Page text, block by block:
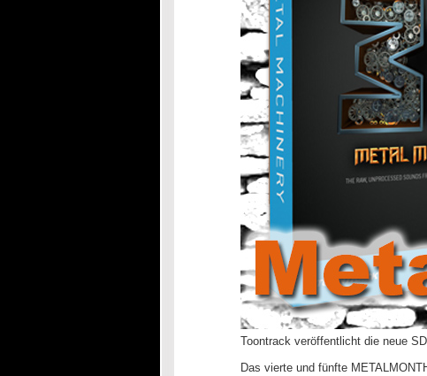
Toontrack veröffentlicht die neue
Das vierte und fünfte